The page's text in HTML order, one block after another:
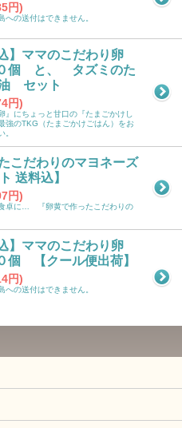
円)
への送付はできません。
】ママのこだわり卵
個 と、 タズミのた
セット
円)
』にちょっと甘口の『たまごかけし
強のTKG（たまごかけごはん）をお
。
こだわりのマヨネーズ
送料込】
円)
卓に… 『卵黄で作ったこだわりの
】ママのこだわり卵
個 【クール便出荷】
円)
への送付はできません。